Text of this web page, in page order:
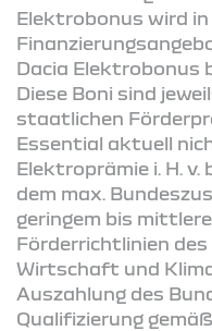
Elektrobonus wird
Dacia Elektrobonus
Diese Boni sind
staatlichen
Essential aktuell
Elektroprämie i. H.
dem max.
geringem bis
Förderrichtlinien
Wirtschaft und
Auszahlung des
Qualifizierung